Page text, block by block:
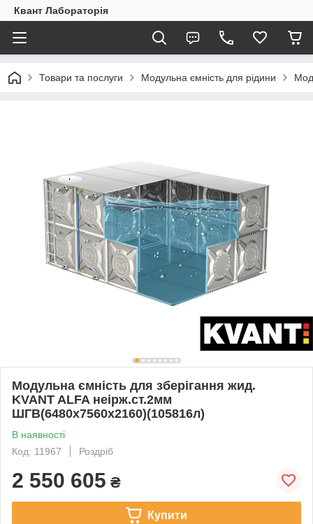
Квант Лабораторія
Товари та послуги Модульна ємність для рідини
Модульна ємність для зберігання жид.
KVANT ALFA неірж.ст.2мм
ШГВ(6480х7560х2160)(105816л)
В наявності
Код: 11967
Роздріб
2 550 605 ₴
Купити